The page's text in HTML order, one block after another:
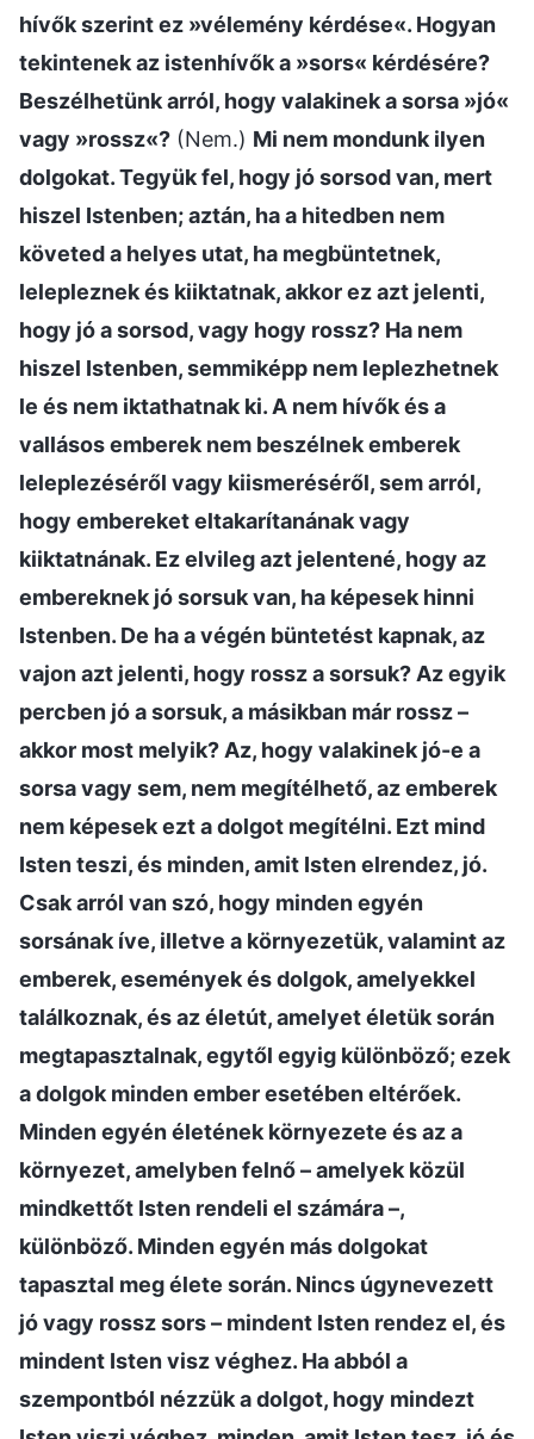
hívők szerint ez »vélemény kérdése«. Hogyan
tekintenek az istenhívők a »sors« kérdésére?
Beszélhetünk arról, hogy valakinek a sorsa »jó«
vagy »rossz«? (Nem.) Mi nem mondunk ilyen
dolgokat. Tegyük fel, hogy jó sorsod van, mert
hiszel Istenben; aztán, ha a hitedben nem
követed a helyes utat, ha megbüntetnek,
lelepleznek és kiiktatnak, akkor ez azt jelenti,
hogy jó a sorsod, vagy hogy rossz? Ha nem
hiszel Istenben, semmiképp nem leplezhetnek
le és nem iktathatnak ki. A nem hívők és a
vallásos emberek nem beszélnek emberek
leleplezéséről vagy kiismeréséről, sem arról,
hogy embereket eltakarítanának vagy
kiiktatnának. Ez elvileg azt jelentené, hogy az
embereknek jó sorsuk van, ha képesek hinni
Istenben. De ha a végén büntetést kapnak, az
vajon azt jelenti, hogy rossz a sorsuk? Az egyik
percben jó a sorsuk, a másikban már rossz –
akkor most melyik? Az, hogy valakinek jó-e a
sorsa vagy sem, nem megítélhető, az emberek
nem képesek ezt a dolgot megítélni. Ezt mind
Isten teszi, és minden, amit Isten elrendez, jó.
Csak arról van szó, hogy minden egyén
sorsának íve, illetve a környezetük, valamint az
emberek, események és dolgok, amelyekkel
találkoznak, és az életút, amelyet életük során
megtapasztalnak, egytől egyig különböző; ezek
a dolgok minden ember esetében eltérőek.
Minden egyén életének környezete és az a
környezet, amelyben felnő – amelyek közül
mindkettőt Isten rendeli el számára –,
különböző. Minden egyén más dolgokat
tapasztal meg élete során. Nincs úgynevezett
jó vagy rossz sors – mindent Isten rendez el, és
mindent Isten visz véghez. Ha abból a
szempontból nézzük a dolgot, hogy mindezt